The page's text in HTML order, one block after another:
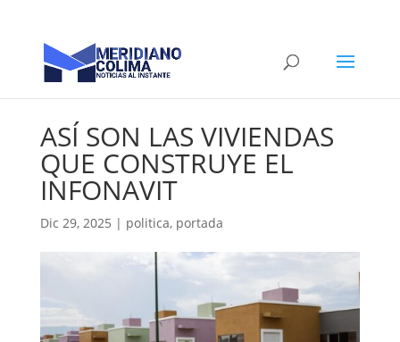
ASÍ SON LAS VIVIENDAS
QUE CONSTRUYE EL
INFONAVIT
Dic 29, 2025 | politica, portada